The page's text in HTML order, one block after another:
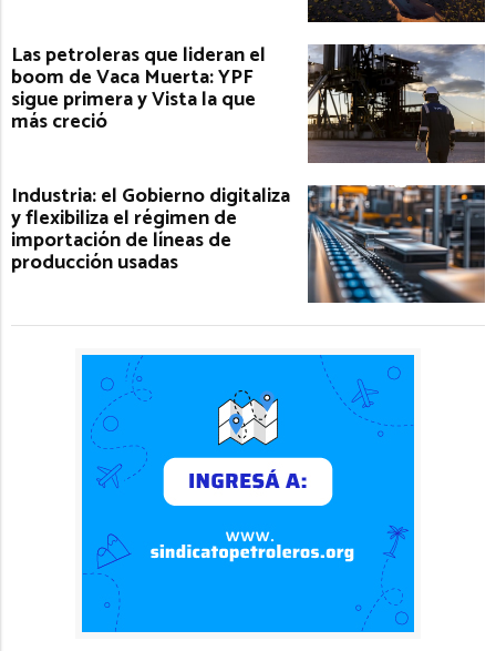
Las petroleras que lideran el
boom de Vaca Muerta: YPF
sigue primera y Vista la que
más creció
Industria: el Gobierno digitaliza
y flexibiliza el régimen de
importación de líneas de
producción usadas